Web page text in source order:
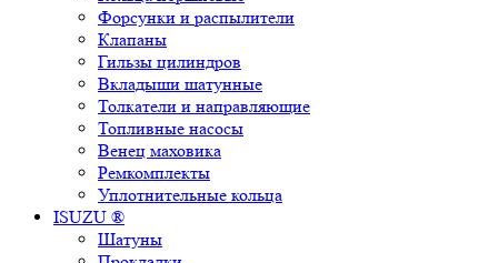
Форсунки и распылители
Клапаны
Гильзы цилиндров
Вкладыши шатунные
Толкатели и направляющие
Топливные насосы
Венец маховика
Ремкомплекты
Уплотнительные кольца
ISUZU ®
Шатуны